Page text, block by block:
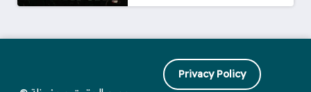
Privacy Policy